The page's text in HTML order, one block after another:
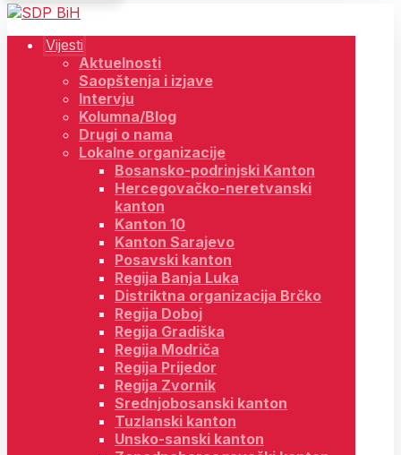
Vijesti
Aktuelnosti
Saopštenja i izjave
Intervju
Kolumna/Blog
Drugi o nama
Lokalne organizacije
Bosansko-podrinjski Kanton
Hercegovačko-neretvanski
kanton
Kanton 10
Kanton Sarajevo
Posavski kanton
Regija Banja Luka
Distriktna organizacija Brčko
Regija Doboj
Regija Gradiška
Regija Modriča
Regija Prijedor
Regija Zvornik
Srednjobosanski kanton
Tuzlanski kanton
Unsko-sanski kanton